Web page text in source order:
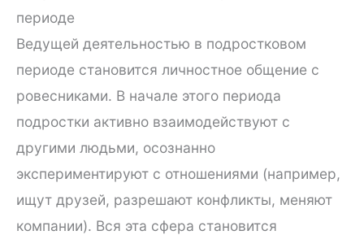
периоде
Ведущей деятельностью в подростковом
периоде становится личностное общение с
ровесниками. В начале этого периода
подростки активно взаимодействуют с
другими людьми, осознанно
экспериментируют с отношениями (например,
ищут друзей, разрешают конфликты, меняют
компании). Вся эта сфера становится